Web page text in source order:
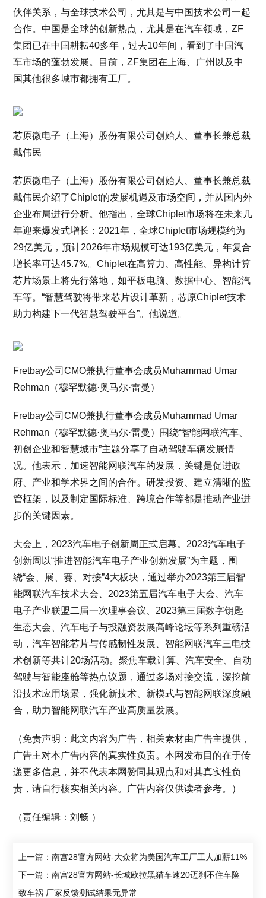
伙伴关系，与全球技术公司，尤其是与中国技术公司一起
合作。中国是全球的创新热点，尤其是在汽车领域，ZF
集团已在中国耕耘40多年，过去10年间，看到了中国汽
车市场的蓬勃发展。目前，ZF集团在上海、广州以及中
国其他很多城市都拥有工厂。
芯原微电子（上海）股份有限公司创始人、董事长兼总裁
戴伟民
芯原微电子（上海）股份有限公司创始人、董事长兼总裁
戴伟民介绍了Chiplet的发展机遇及市场空间，并从国内外
企业布局进行分析。他指出，全球Chiplet市场将在未来几
年迎来爆发式增长：2021年，全球Chiplet市场规模约为
29亿美元，预计2026年市场规模可达193亿美元，年复合
增长率可达45.7%。Chiplet在高算力、高性能、异构计算
芯片场景上将先行落地，如平板电脑、数据中心、智能汽
车等。“智慧驾驶将带来芯片设计革新，芯原Chiplet技术
助力构建下一代智慧驾驶平台”。他说道。
Fretbay公司CMO兼执行董事会成员Muhammad Umar
Rehman（穆罕默德·奥马尔·雷曼）
Fretbay公司CMO兼执行董事会成员Muhammad Umar
Rehman（穆罕默德·奥马尔·雷曼）围绕“智能网联汽车、
初创企业和智慧城市”主题分享了自动驾驶车辆发展情
况。他表示，加速智能网联汽车的发展，关键是促进政
府、产业和学术界之间的合作。研发投资、建立清晰的监
管框架，以及制定国际标准、跨境合作等都是推动产业进
步的关键因素。
大会上，2023汽车电子创新周正式启幕。2023汽车电子
创新周以“推进智能汽车电子产业创新发展”为主题，围
绕“会、展、赛、对接”4大板块，通过举办2023第三届智
能网联汽车技术大会、2023第五届汽车电子大会、汽车
电子产业联盟二届一次理事会议、2023第三届数字钥匙
生态大会、汽车电子与投融资发展高峰论坛等系列重磅活
动，汽车智能芯片与传感韧性发展、智能网联汽车三电技
术创新等共计20场活动。聚焦车载计算、汽车安全、自动
驾驶与智能座舱等热点议题，通过多场对接交流，深挖前
沿技术应用场景，强化新技术、新模式与智能网联深度融
合，助力智能网联汽车产业高质量发展。
（免责声明：此文内容为广告，相关素材由广告主提供，
广告主对本广告内容的真实性负责。本网发布目的在于传
递更多信息，并不代表本网赞同其观点和对其真实性负
责，请自行核实相关内容。广告内容仅供读者参考。）
（责任编辑：刘畅 ）
上一篇：南宫28官方网站-大众将为美国汽车工厂工人加薪11%
下一篇：南宫28官方网站-长城欧拉黑猫车速20迈刹不住车险
致车祸 厂家反馈测试结果无异常